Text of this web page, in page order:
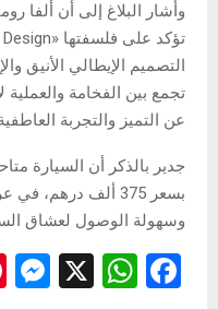
التصميم الإيطالي الأنيق
تجمع بين الفخامة
عن التميز والتجربة العاطفية
جدير بالذكر أن السيارة
بسعر 375 ألف
وسهولة الوصول لعشاق
F
W
X